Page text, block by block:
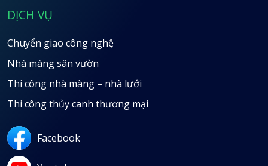
DỊCH VỤ
Chuyển giao công nghệ
Nhà màng sân vườn
Thi công nhà màng – nhà lưới
Thi công thủy canh thương mại
Facebook